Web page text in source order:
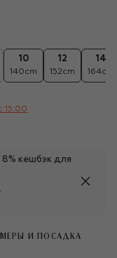
10
140cm
12
152cm
14
164cm
15:00
кешбэк для
И ПОСАДКА